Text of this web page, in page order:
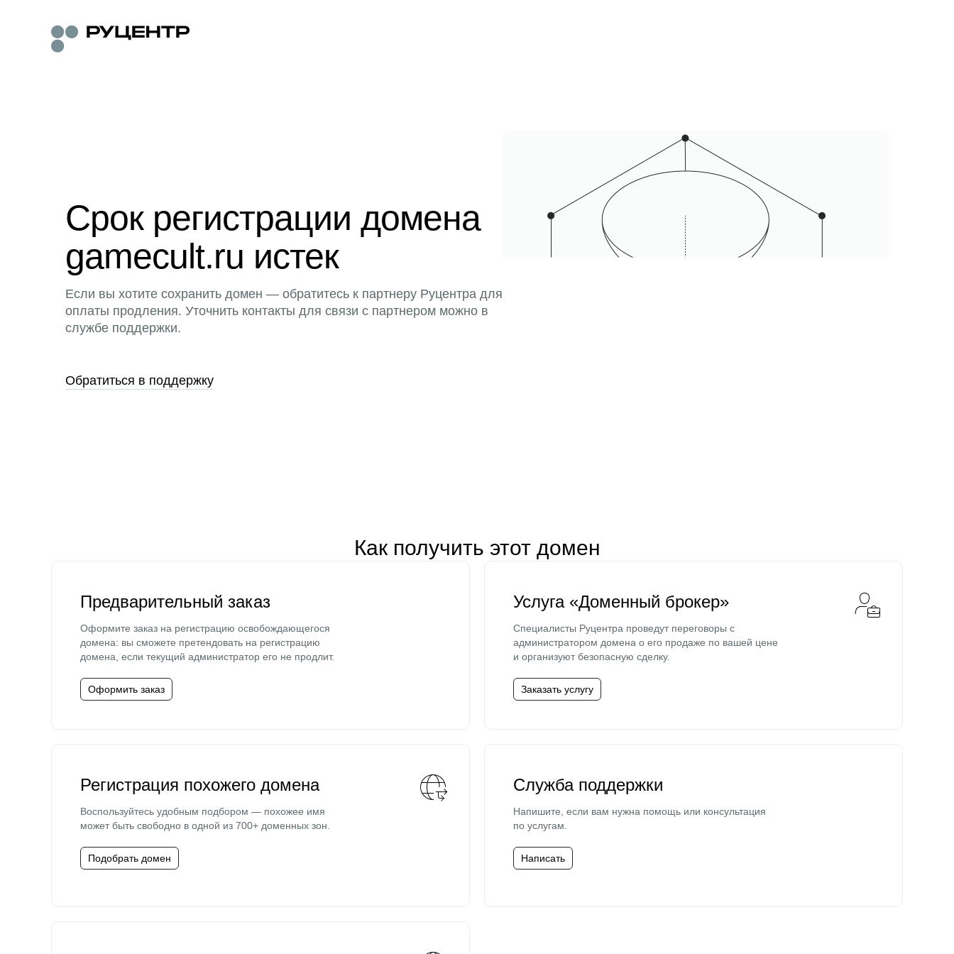
Срок регистрации домена
gamecult.ru истек
Если вы хотите сохранить домен — обратитесь к партнеру Руцентра для
оплаты продления. Уточнить контакты для связи с партнером можно в
службе поддержки.
Обратиться в поддержку
Как получить этот домен
Предварительный заказ
Оформите заказ на регистрацию освобождающегося
домена: вы сможете претендовать на регистрацию
домена, если текущий администратор его не продлит.
Оформить заказ
Услуга «Доменный брокер»
Специалисты Руцентра проведут переговоры с
администратором домена о его продаже по вашей цене
и организуют безопасную сделку.
Заказать услугу
Регистрация похожего домена
Воспользуйтесь удобным подбором — похожее имя
может быть свободно в одной из 700+ доменных зон.
Подобрать домен
Служба поддержки
Напишите, если вам нужна помощь или консультация
по услугам.
Написать